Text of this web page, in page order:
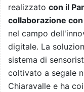
realizzato con il
collaborazione con
nel campo
digitale. La
sistema di
coltivato a segale
Chiaravalle e ha